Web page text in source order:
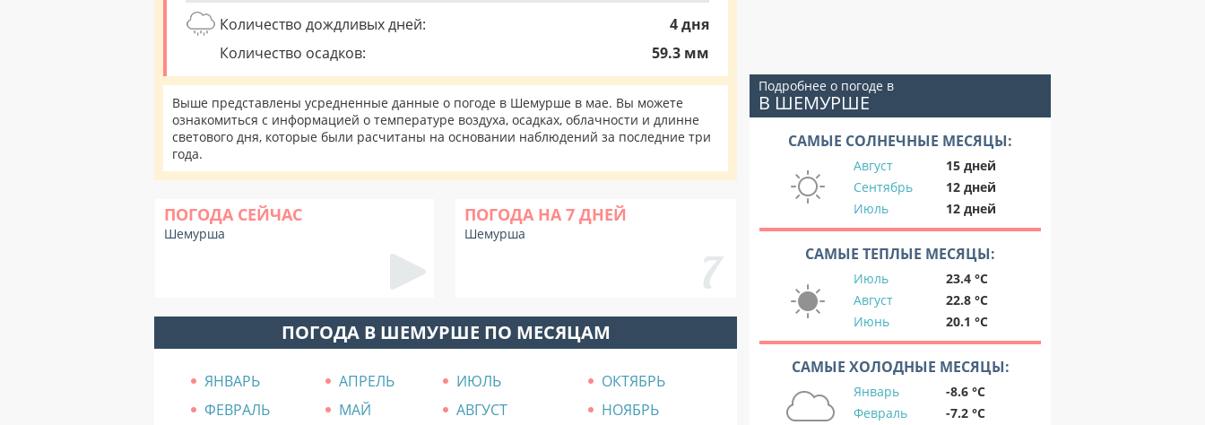
Количество дождливых дней:
4 дня
Количество осадков:
59.3 мм
Выше представлены усредненные данные о погоде в Шемурше в мае. Вы можете
ознакомиться с информацией о температуре воздуха, осадках, облачности и длинне
светового дня, которые были расчитаны на основании наблюдений за последние три
года.
ПОГОДА СЕЙЧАС
Шемурша
ПОГОДА НА 7 ДНЕЙ
Шемурша
ПОГОДА В ШЕМУРШЕ ПО МЕСЯЦАМ
ЯНВАРЬ АПРЕЛЬ ИЮЛЬ
ОКТЯБРЬ
ФЕВРАЛЬ
МАЙ АВГУСТ
НОЯБРЬ
Подробнее о погоде в
В ШЕМУРШЕ
САМЫЕ СОЛНЕЧНЫЕ МЕСЯЦЫ:
Август
15 дней
Сентябрь
12 дней
Июль
12 дней
САМЫЕ ТЕПЛЫЕ МЕСЯЦЫ:
Июль
23.4 °C
Август
22.8 °C
Июнь
20.1 °C
САМЫЕ ХОЛОДНЫЕ МЕСЯЦЫ:
Январь
-8.6 °C
Февраль
-7.2 °C